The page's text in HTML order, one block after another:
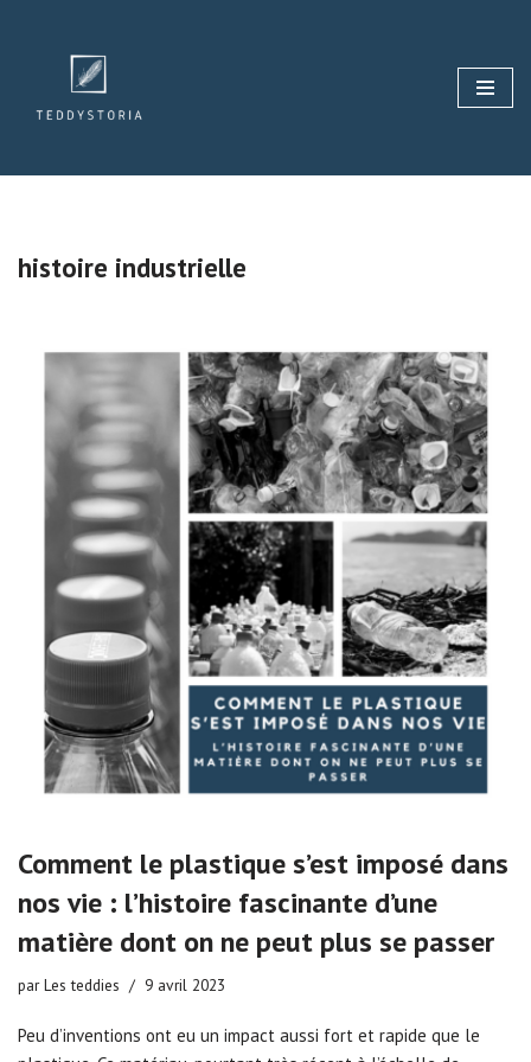
contenu
histoire industrielle
Comment le plastique s’est imposé dans
nos vie : l’histoire fascinante d’une
matière dont on ne peut plus se passer
parLes teddies 9 avril 2023
Peu d’inventions ont eu un impact aussi fort et rapide que le